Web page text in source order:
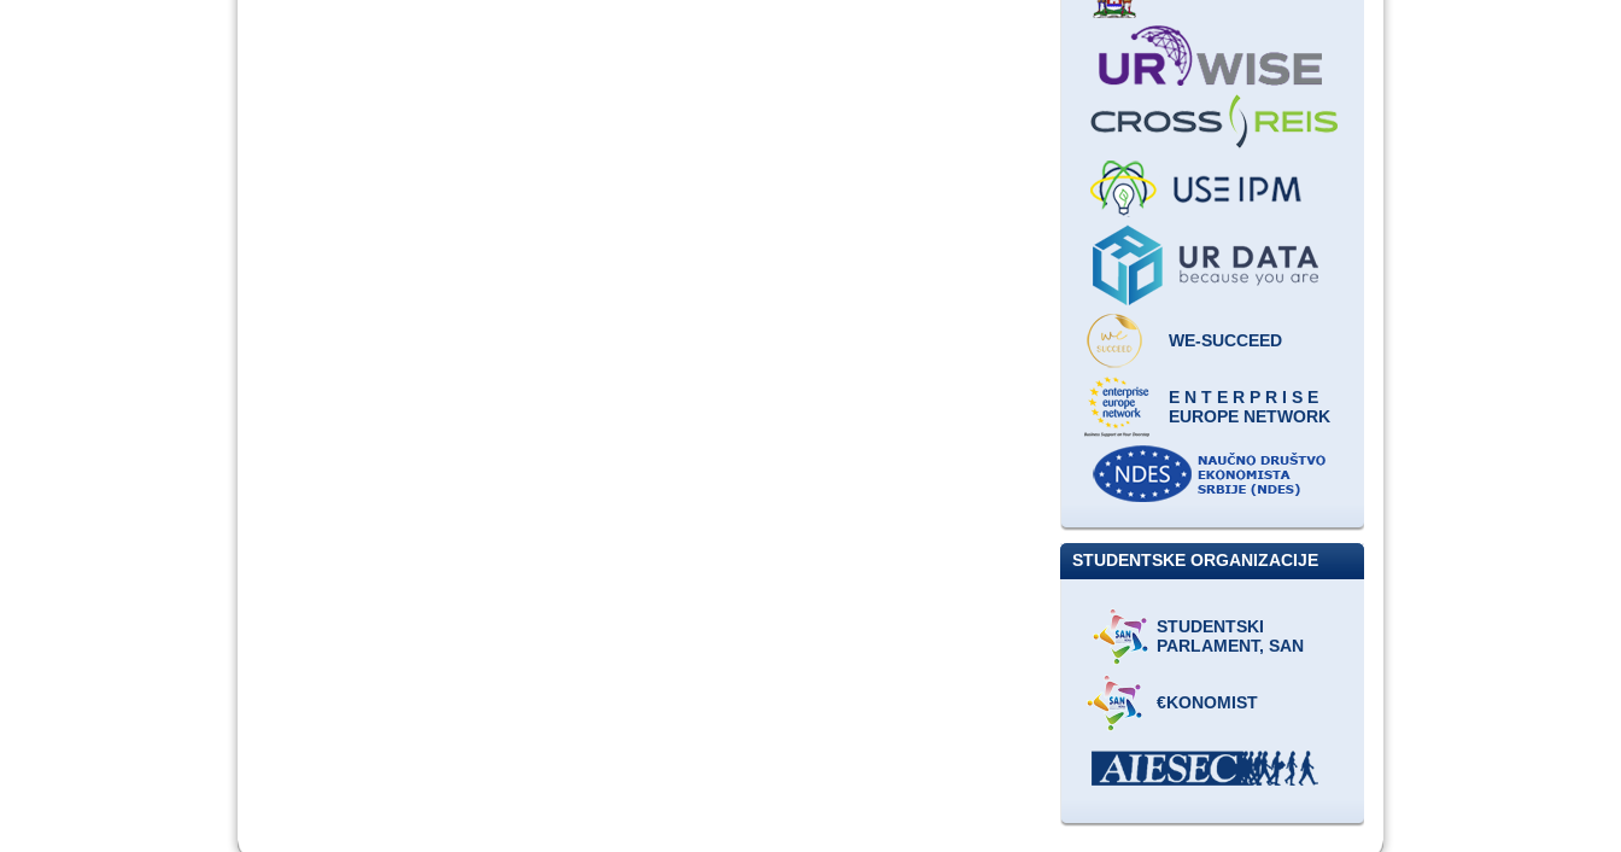
WE-SUCCEED
E N T E R P R I S E
EUROPE NETWORK
STUDENTSKE ORGANIZACIJE
STUDENTSKI
PARLAMENT, SAN
€KONOMIST